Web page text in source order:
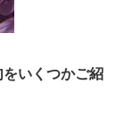
をいくつかご紹